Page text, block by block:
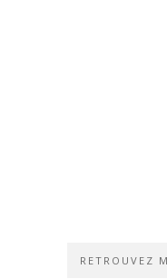
RETROUVEZ